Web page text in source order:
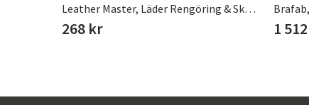
Leather Master, Läder Rengöring & Skydd Mini 2 X 100 Ml
268 kr 1